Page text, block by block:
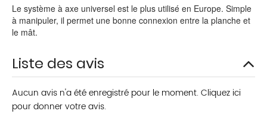
Le système à axe universel est le plus utilisé en Europe. Simple
à manipuler, il permet une bonne connexion entre la planche et
le mât.
Liste des avis
Aucun avis n'a été enregistré pour le moment. Cliquez ici
pour donner votre avis.